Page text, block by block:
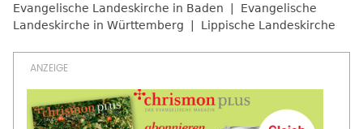
Evangelische Landeskirche in Baden
Evangelische
Landeskirche in Württemberg
Lippische Landeskirche